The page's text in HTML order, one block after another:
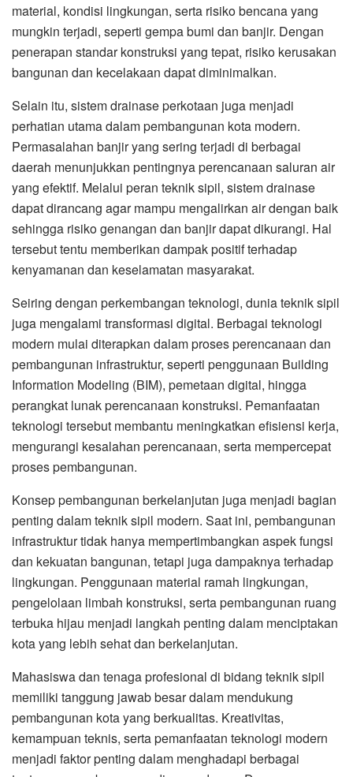
material, kondisi lingkungan, serta risiko bencana yang
mungkin terjadi, seperti gempa bumi dan banjir. Dengan
penerapan standar konstruksi yang tepat, risiko kerusakan
bangunan dan kecelakaan dapat diminimalkan.
Selain itu, sistem drainase perkotaan juga menjadi
perhatian utama dalam pembangunan kota modern.
Permasalahan banjir yang sering terjadi di berbagai
daerah menunjukkan pentingnya perencanaan saluran air
yang efektif. Melalui peran teknik sipil, sistem drainase
dapat dirancang agar mampu mengalirkan air dengan baik
sehingga risiko genangan dan banjir dapat dikurangi. Hal
tersebut tentu memberikan dampak positif terhadap
kenyamanan dan keselamatan masyarakat.
Seiring dengan perkembangan teknologi, dunia teknik sipil
juga mengalami transformasi digital. Berbagai teknologi
modern mulai diterapkan dalam proses perencanaan dan
pembangunan infrastruktur, seperti penggunaan Building
Information Modeling (BIM), pemetaan digital, hingga
perangkat lunak perencanaan konstruksi. Pemanfaatan
teknologi tersebut membantu meningkatkan efisiensi kerja,
mengurangi kesalahan perencanaan, serta mempercepat
proses pembangunan.
Konsep pembangunan berkelanjutan juga menjadi bagian
penting dalam teknik sipil modern. Saat ini, pembangunan
infrastruktur tidak hanya mempertimbangkan aspek fungsi
dan kekuatan bangunan, tetapi juga dampaknya terhadap
lingkungan. Penggunaan material ramah lingkungan,
pengelolaan limbah konstruksi, serta pembangunan ruang
terbuka hijau menjadi langkah penting dalam menciptakan
kota yang lebih sehat dan berkelanjutan.
Mahasiswa dan tenaga profesional di bidang teknik sipil
memiliki tanggung jawab besar dalam mendukung
pembangunan kota yang berkualitas. Kreativitas,
kemampuan teknis, serta pemanfaatan teknologi modern
menjadi faktor penting dalam menghadapi berbagai